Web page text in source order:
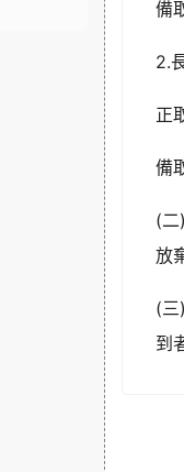
備
2.
正
備
(二
放
(三
到